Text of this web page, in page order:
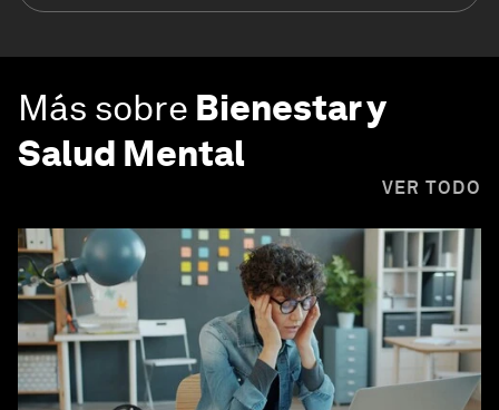
Más sobre Bienestar y
Salud Mental
VER TODO